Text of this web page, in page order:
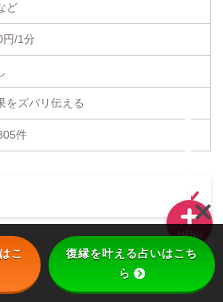
ど
円/1分
をズバリ伝える
件
待ち受け
MENU
略奪する方法
こ
復縁を叶える占いはこち
ら